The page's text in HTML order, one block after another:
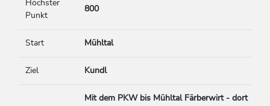
Höchster
Punkt
800
Start Mühltal
Ziel Kundl
Mit dem PKW bis Mühltal Färberwirt - dort